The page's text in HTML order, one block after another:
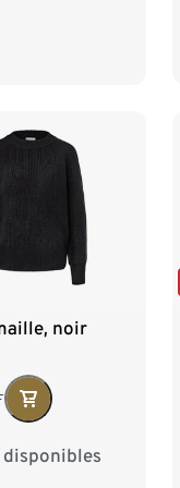
noir
disponibles
M 40/42